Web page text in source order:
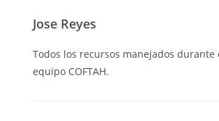
Jose Reyes
Todos los recursos manejados
equipo COFTAH.